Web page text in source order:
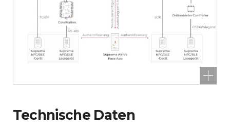
Technische Daten